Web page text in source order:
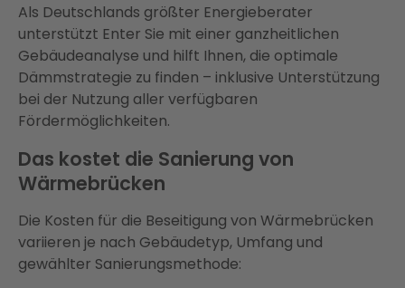
Als Deutschlands größter Energieberater
unterstützt Enter Sie mit einer ganzheitlichen
Gebäudeanalyse und hilft Ihnen, die optimale
Dämmstrategie zu finden – inklusive Unterstützung
bei der Nutzung aller verfügbaren
Fördermöglichkeiten.
Das kostet die Sanierung von
Wärmebrücken
Die Kosten für die Beseitigung von Wärmebrücken
variieren je nach Gebäudetyp, Umfang und
gewählter Sanierungsmethode: